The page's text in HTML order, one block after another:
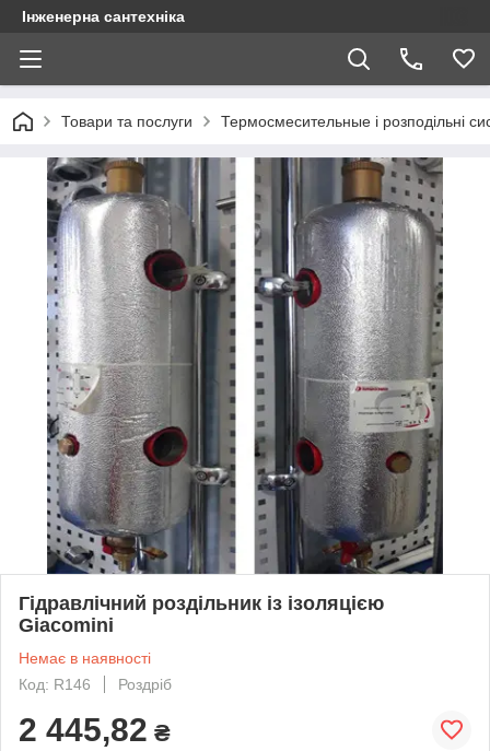
Інженерна сантехніка
Товари та послуги Термосмесительные і розподільні
Гідравлічний роздільник із ізоляцією
Giacomini
Немає в наявності
Код: R146
Роздріб
2 445,82 ₴